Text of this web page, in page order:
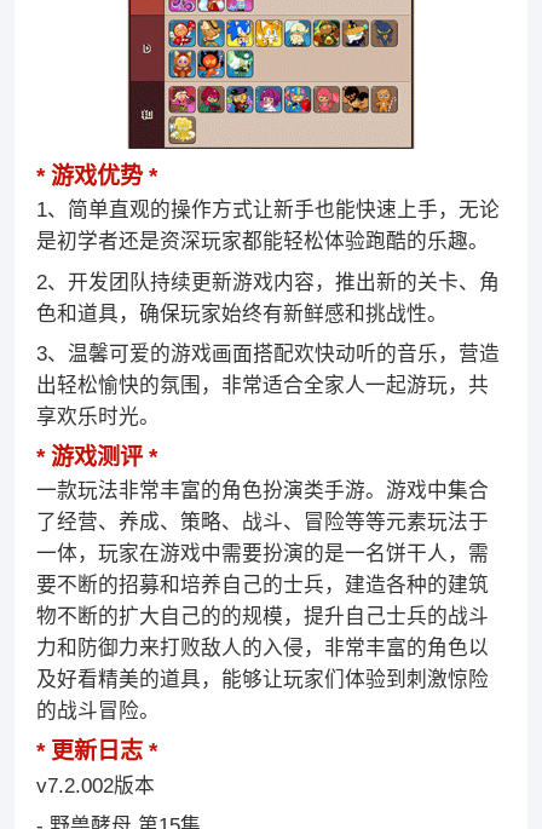
游戏优势
1、简单直观的操作方式让新手也能快速上手，无论
是初学者还是资深玩家都能轻松体验跑酷的乐趣。
2、开发团队持续更新游戏内容，推出新的关卡、角
色和道具，确保玩家始终有新鲜感和挑战性。
3、温馨可爱的游戏画面搭配欢快动听的音乐，营造
出轻松愉快的氛围，非常适合全家人一起游玩，共
享欢乐时光。
游戏测评
一款玩法非常丰富的角色扮演类手游。游戏中集合
了经营、养成、策略、战斗、冒险等等元素玩法于
一体，玩家在游戏中需要扮演的是一名饼干人，需
要不断的招募和培养自己的士兵，建造各种的建筑
物不断的扩大自己的的规模，提升自己士兵的战斗
力和防御力来打败敌人的入侵，非常丰富的角色以
及好看精美的道具，能够让玩家们体验到刺激惊险
的战斗冒险。
更新日志
v7.2.002版本